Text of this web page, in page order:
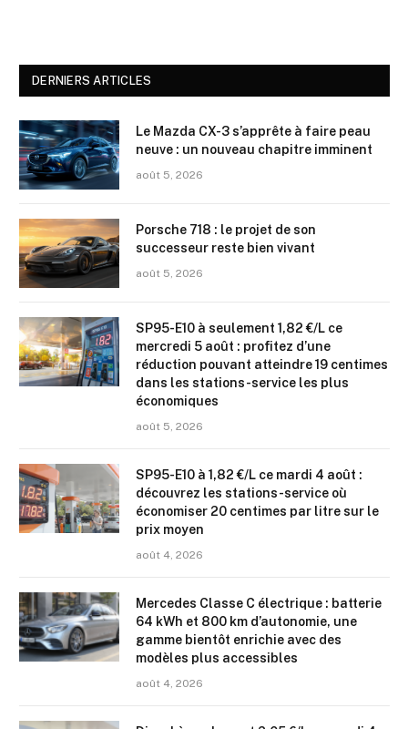
DERNIERS ARTICLES
Le Mazda CX-3 s’apprête à faire peau
neuve : un nouveau chapitre imminent
août 5, 2026
Porsche 718 : le projet de son
successeur reste bien vivant
août 5, 2026
SP95-E10 à seulement 1,82 €/L ce
mercredi 5 août : profitez d’une
réduction pouvant atteindre 19 centimes
dans les stations-service les plus
économiques
août 5, 2026
SP95-E10 à 1,82 €/L ce mardi 4 août :
découvrez les stations-service où
économiser 20 centimes par litre sur le
prix moyen
août 4, 2026
Mercedes Classe C électrique : batterie
64 kWh et 800 km d’autonomie, une
gamme bientôt enrichie avec des
modèles plus accessibles
août 4, 2026